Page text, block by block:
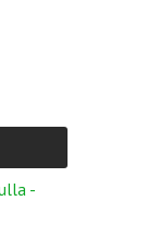
-